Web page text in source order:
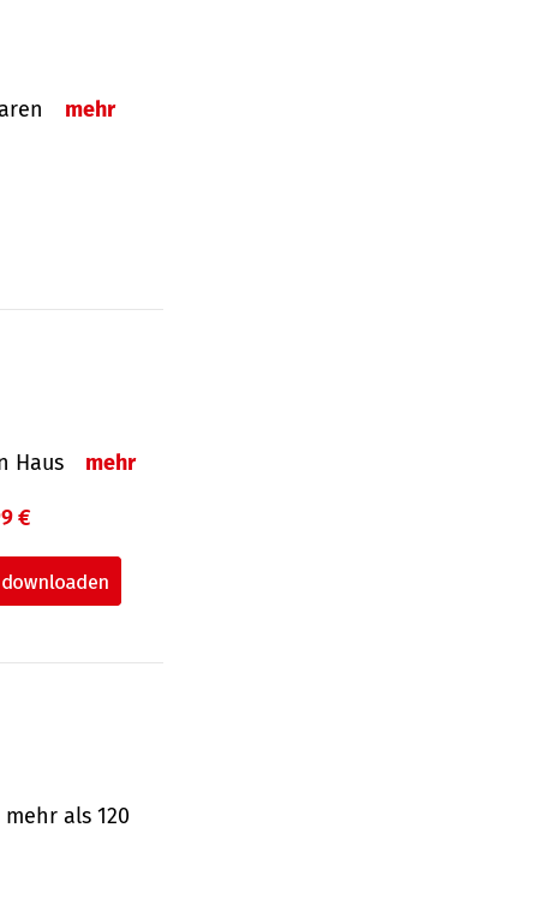
mehr
Haus mehr
€
als 120